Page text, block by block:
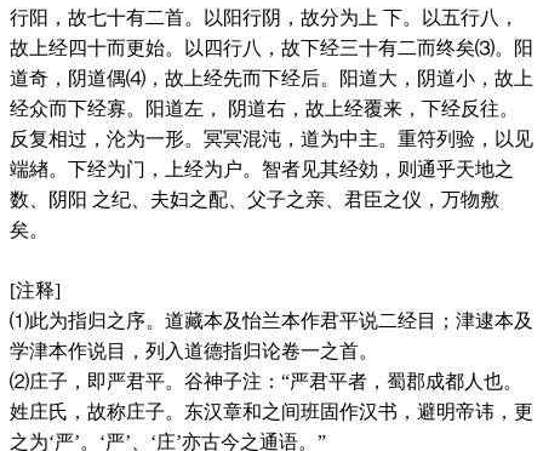
行阳，故七十有二首。以阳行阴，故分为上 下。以五行八，
故上经四十而更始。以四行八，故下经三十有二而终矣⑶。阳
道奇，阴道偶⑷，故上经先而下经后。阳道大，阴道小，故上
经众而下经寡。阳道左， 阴道右，故上经覆来，下经反往。
反复相过，沦为一形。冥冥混沌，道为中主。重符列验，以见
端緖。下经为门，上经为户。智者见其经効，则通乎天地之
数、阴阳 之纪、夫妇之配、父子之亲、君臣之仪，万物敷
矣。
[注释]
⑴此为指归之序。道藏本及怡兰本作君平说二经目；津逮本及
学津本作说目，列入道德指归论卷一之首。
⑵庄子，即严君平。谷神子注：“严君平者，蜀郡成都人也。
姓庄氏，故称庄子。东汉章和之间班固作汉书，避明帝讳，更
之为‘严’。‘严’、‘庄’亦古今之通语。”